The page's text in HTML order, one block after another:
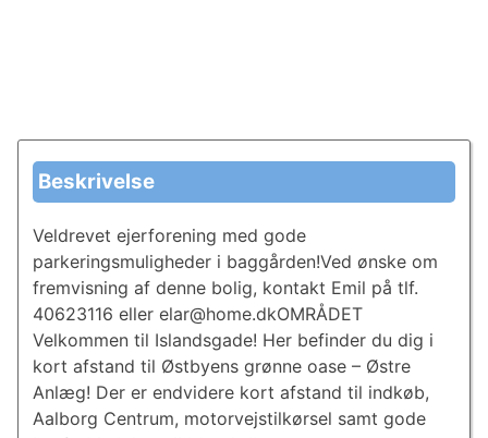
Beskrivelse
Veldrevet ejerforening med gode
parkeringsmuligheder i baggården!Ved ønske om
fremvisning af denne bolig, kontakt Emil på tlf.
40623116 eller elar@home.dkOMRÅDET
Velkommen til Islandsgade! Her befinder du dig i
kort afstand til Østbyens grønne oase – Østre
Anlæg! Der er endvidere kort afstand til indkøb,
Aalborg Centrum, motorvejstilkørsel samt gode